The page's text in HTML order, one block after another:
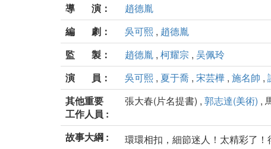
導 演：
趙德胤
編 劇：
吳可熙 , 趙德胤
監 製：
趙德胤 , 柯耀宗 , 吴佩玲
演 員：
吳可熙 , 夏于喬 , 宋芸樺 , 施名帥 ,
其他重要
工作人員 :
張大春(片名提書) , 郭志達(美術) ,
故事大綱 :
環環相扣，細節迷人！太精彩了